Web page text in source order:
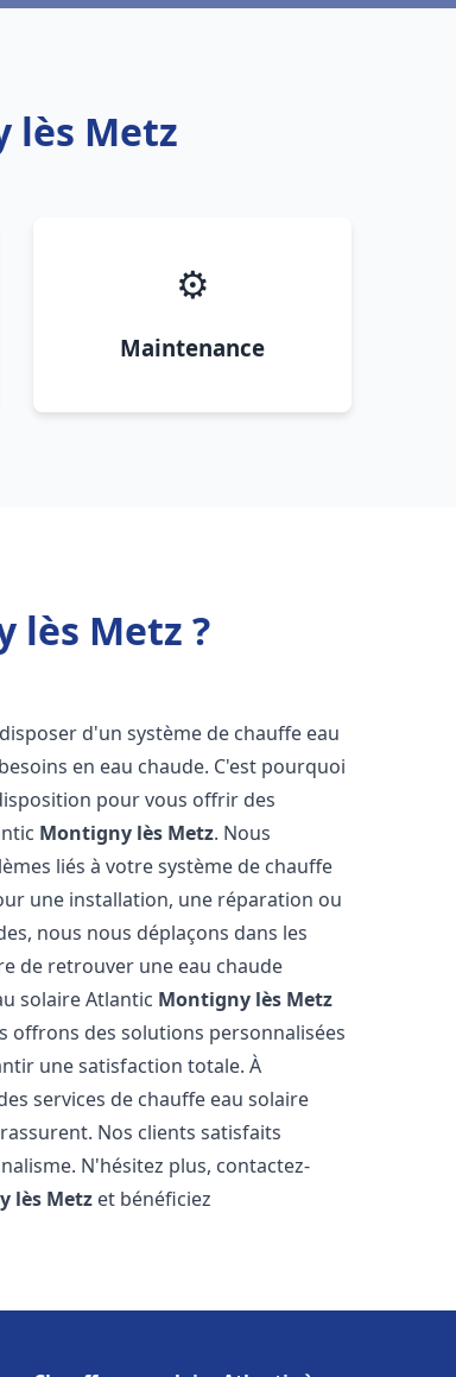
lès Metz
⚙️
Maintenance
lès Metz ?
d'un système de chauffe eau
en eau chaude. C'est pourquoi
pour vous offrir des
Montigny lès Metz. Nous
liés à votre système de chauffe
une installation, une réparation ou
nous nous déplaçons dans les
de retrouver une eau chaude
solaire Atlantic Montigny lès Metz
offrons des solutions personnalisées
une satisfaction totale. À
services de chauffe eau solaire
Nos clients satisfaits
N'hésitez plus, contactez-
lès Metz et bénéficiez